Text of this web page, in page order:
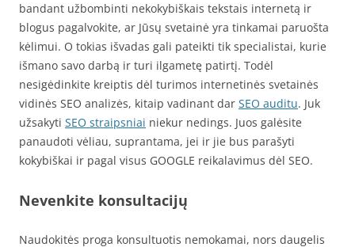
bandant užbombinti nekokybiškais tekstais internetą ir
blogus pagalvokite, ar Jūsų svetainė yra tinkamai paruošta
kėlimui. O tokias išvadas gali pateikti tik specialistai, kurie
išmano savo darbą ir turi ilgametę patirtį. Todėl
nesigėdinkite kreiptis dėl turimos internetinės svetainės
vidinės SEO analizės, kitaip vadinant dar SEO auditu. Juk
užsakyti SEO straipsniai niekur nedings. Juos galėsite
panaudoti vėliau, suprantama, jei ir jie bus parašyti
kokybiškai ir pagal visus GOOGLE reikalavimus dėl SEO.
Nevenkite konsultacijų
Naudokitės proga konsultuotis nemokamai, nors daugelis